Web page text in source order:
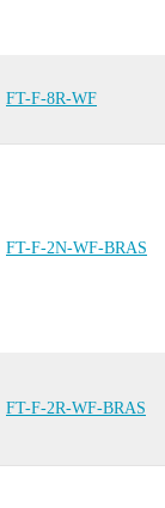
FT-F-8R-WF
FT-F-2N-WF-BRAS
FT-F-2R-WF-BRAS